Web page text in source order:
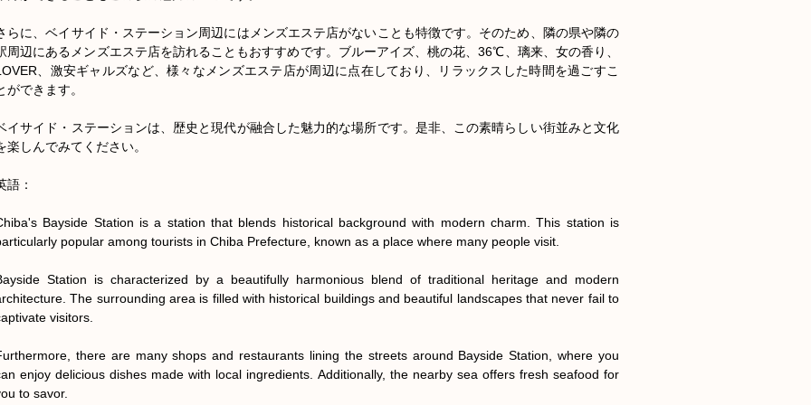
らに、ベイサイド・ステーション周辺にはメンズエステ店がないことも特徴です。そのため、隣の県や隣の
周辺にあるメンズエステ店を訪れることもおすすめです。ブルーアイズ、桃の花、36℃、璃来、女の香り、
、激安ギャルズなど、様々なメンズエステ店が周辺に点在しており、リラックスした時間を過ごすこ
ができます。
イサイド・ステーションは、歴史と現代が融合した魅力的な場所です。是非、この素晴らしい街並みと文化
楽しんでみてください。
語：
Bayside Station is a station that blends historical background with modern charm. This station is
popular among tourists in Chiba Prefecture, known as a place where many people visit.
Station is characterized by a beautifully harmonious blend of traditional heritage and modern
The surrounding area is filled with historical buildings and beautiful landscapes that never fail to
visitors.
there are many shops and restaurants lining the streets around Bayside Station, where you
enjoy delicious dishes made with local ingredients. Additionally, the nearby sea offers fresh seafood for
to savor.